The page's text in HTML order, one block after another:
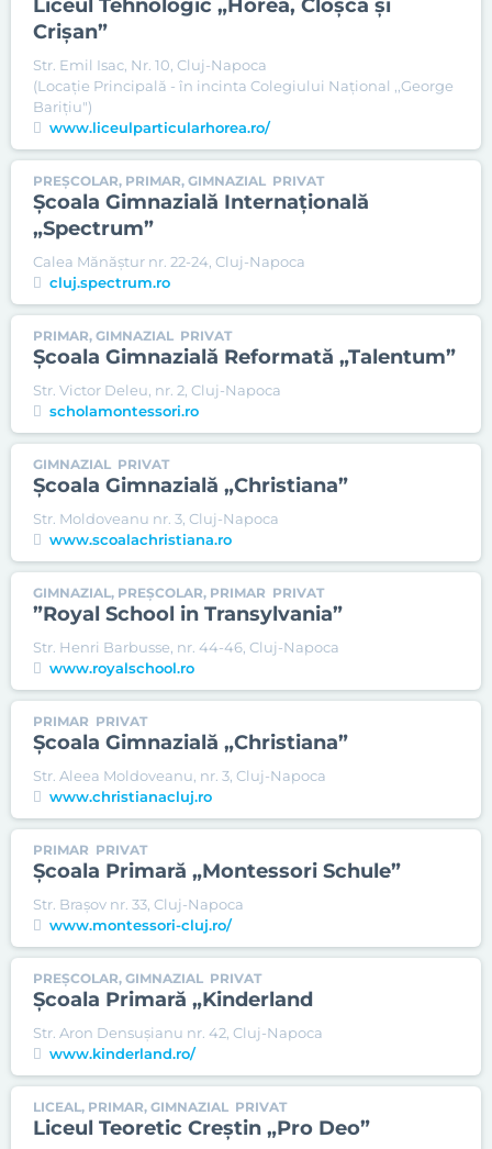
Liceul Tehnologic „Horea, Cloşca şi
Crişan”
Str. Emil Isac, Nr. 10, Cluj-Napoca
(Locaţie Principală - în incinta Colegiului Național ,,George
Barițiu")
www.liceulparticularhorea.ro/
PREȘCOLAR, PRIMAR, GIMNAZIAL PRIVAT
Şcoala Gimnazială Internaţională
„Spectrum”
Calea Mănăştur nr. 22-24, Cluj-Napoca
cluj.spectrum.ro
PRIMAR, GIMNAZIAL PRIVAT
Şcoala Gimnazială Reformată „Talentum”
Str. Victor Deleu, nr. 2, Cluj-Napoca
scholamontessori.ro
GIMNAZIAL PRIVAT
Şcoala Gimnazială „Christiana”
Str. Moldoveanu nr. 3, Cluj-Napoca
www.scoalachristiana.ro
GIMNAZIAL, PREȘCOLAR, PRIMAR PRIVAT
”Royal School in Transylvania”
Str. Henri Barbusse, nr. 44-46, Cluj-Napoca
www.royalschool.ro
PRIMAR PRIVAT
Şcoala Gimnazială „Christiana”
Str. Aleea Moldoveanu, nr. 3, Cluj-Napoca
www.christianacluj.ro
PRIMAR PRIVAT
Şcoala Primară „Montessori Schule”
Str. Braşov nr. 33, Cluj-Napoca
www.montessori-cluj.ro/
PREȘCOLAR, GIMNAZIAL PRIVAT
Şcoala Primară „Kinderland
Str. Aron Densuşianu nr. 42, Cluj-Napoca
www.kinderland.ro/
LICEAL, PRIMAR, GIMNAZIAL PRIVAT
Liceul Teoretic Creştin „Pro Deo”